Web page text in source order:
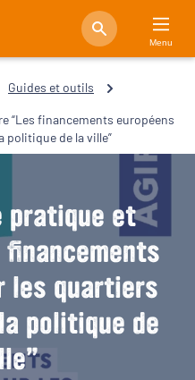
Menu
Guides et outils
“Les financements européens
politique de la ville”
pratique et
les quartiers
politique de